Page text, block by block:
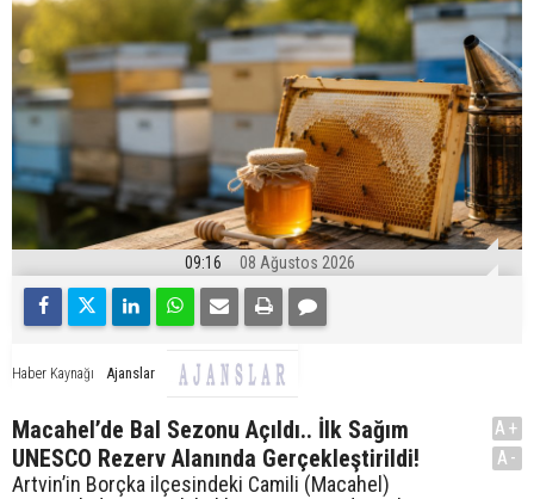
09:16 08 Ağustos 2026
Haber Kaynağı Ajanslar
Macahel’de Bal Sezonu Açıldı.. İlk Sağım
UNESCO Rezerv Alanında Gerçekleştirildi!
Artvin’in Borçka ilçesindeki Camili (Macahel)
A+
A-